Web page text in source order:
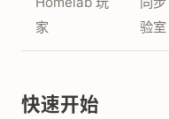
家
验室
快速开始